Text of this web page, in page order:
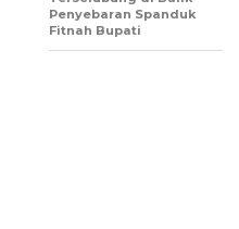
Penyebaran Spanduk
Fitnah Bupati